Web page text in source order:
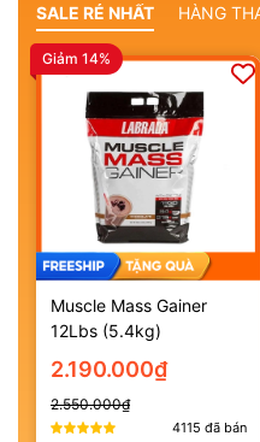
Điều kiện:
SALE RẺ NHẤT
HÀNG
Giảm 14%
Muscle Mass Gainer
12Lbs (5.4kg)
2.190.000₫
2.550.000₫
4115 đã bán